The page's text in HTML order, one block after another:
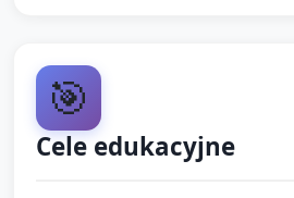
🎯
Cele edukacyjne